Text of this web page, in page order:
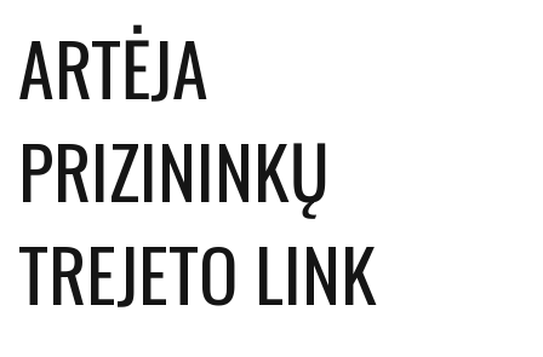
ARTĖJA
PRIZININKŲ
TREJETO LINK